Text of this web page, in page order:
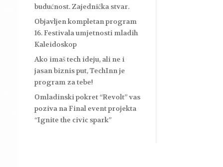
budućnost. Zajednička stvar.
Objavljen kompletan program
16. Festivala umjetnosti mladih
Kaleidoskop
Ako imaš tech ideju, ali ne i
jasan biznis put, TechInn je
program za tebe!
Omladinski pokret “Revolt” vas
poziva na Final event projekta
“Ignite the civic spark”